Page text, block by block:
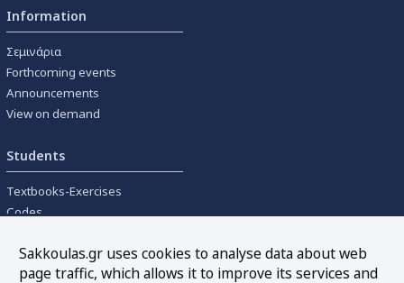
Information
Σεμινάρια
Forthcoming events
Announcements
View on demand
Students
Textbooks-Exercises
Codes
Tools
Sakkoulas.gr uses cookies to analyse data about web
page traffic, which allows it to improve its services and